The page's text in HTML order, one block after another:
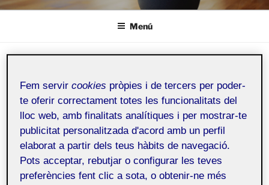
Menú
Públic
Em dic Sandra i soc d’un poble de Girona, Vidreres.
He estat Educadora Social en centres de
residencials durant 23 anys (CRAE, CREI, CA,
Fem servircookies pròpies i de tercers per poder-
te oferir correctament totes les funcionalitats del
lloc web, amb finalitats analítiques i per mostrar-te
publicitat personalitzada d'acord amb un perfil
elaborat a partir dels teus hàbits de navegació.
Pots acceptar, rebutjar o configurar les teves
preferències fent clic a sota, o obtenir-ne més